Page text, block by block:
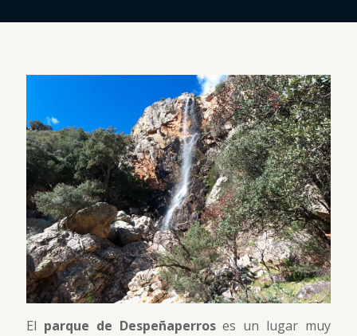
El parque de Despeñaperroses un lugar muy